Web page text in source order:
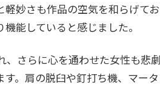
妙さも作品の空気を和らげて
能していると感じました。
さらに心を通わせた女性も悲
。肩の脱臼や釘打ち機、マー